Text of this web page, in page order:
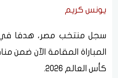
يونس كريم
سجل منتخب مصر، هدفا في
كأس العالم 2026.